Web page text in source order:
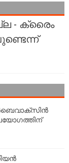
- ക്രൈം